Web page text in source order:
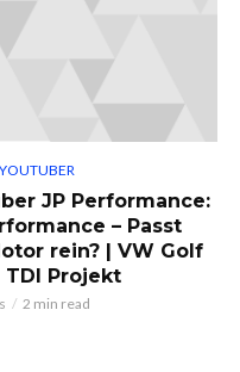
JP Performance:
– Passt
rein? | VW Golf
TDI Projekt
2 min read